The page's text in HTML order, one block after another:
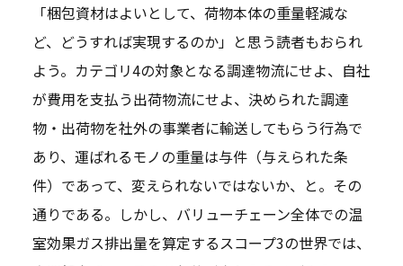
「梱包資材はよいとして、荷物本体の重量軽減な
ど、どうすれば実現するのか」と思う読者もおられ
よう。カテゴリ4の対象となる調達物流にせよ、自社
が費用を支払う出荷物流にせよ、決められた調達
物・出荷物を社外の事業者に輸送してもらう行為で
あり、運ばれるモノの重量は与件（与えられた条
件）であって、変えられないではないか、と。その
通りである。しかし、バリューチェーン全体での温
室効果ガス排出量を算定するスコープ3の世界では、